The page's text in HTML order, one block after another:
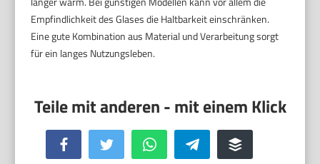
Empfindlichkeit des Glases die Haltbarkeit einschränken.
Eine gute Kombination aus Material und Verarbeitung sorgt
für ein langes Nutzungsleben.
Facebook Twitter WhatsApp Telegram Buffer